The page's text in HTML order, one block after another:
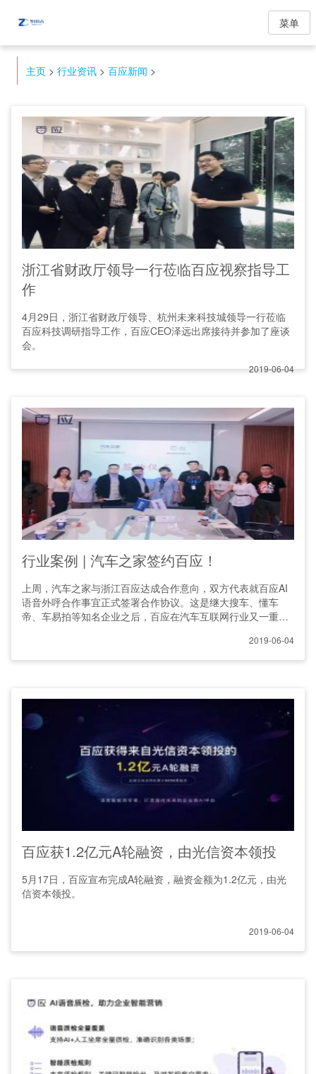
菜单
主页 > 行业资讯 > 百应新闻 >
浙江省财政厅领导一行莅临百应视察指导工
作
4月29日，浙江省财政厅领导、杭州未来科技城领导一行莅临
百应科技调研指导工作，百应CEO泽远出席接待并参加了座谈
会。
2019-06-04
行业案例 | 汽车之家签约百应！
上周，汽车之家与浙江百应达成合作意向，双方代表就百应AI
语音外呼合作事宜正式签署合作协议。这是继大搜车、懂车
帝、车易拍等知名企业之后，百应在汽车互联网行业又一重量
2019-06-04
百应获1.2亿元A轮融资，由光信资本领投
5月17日，百应宣布完成A轮融资，融资金额为1.2亿元，由光
信资本领投。
2019-06-04